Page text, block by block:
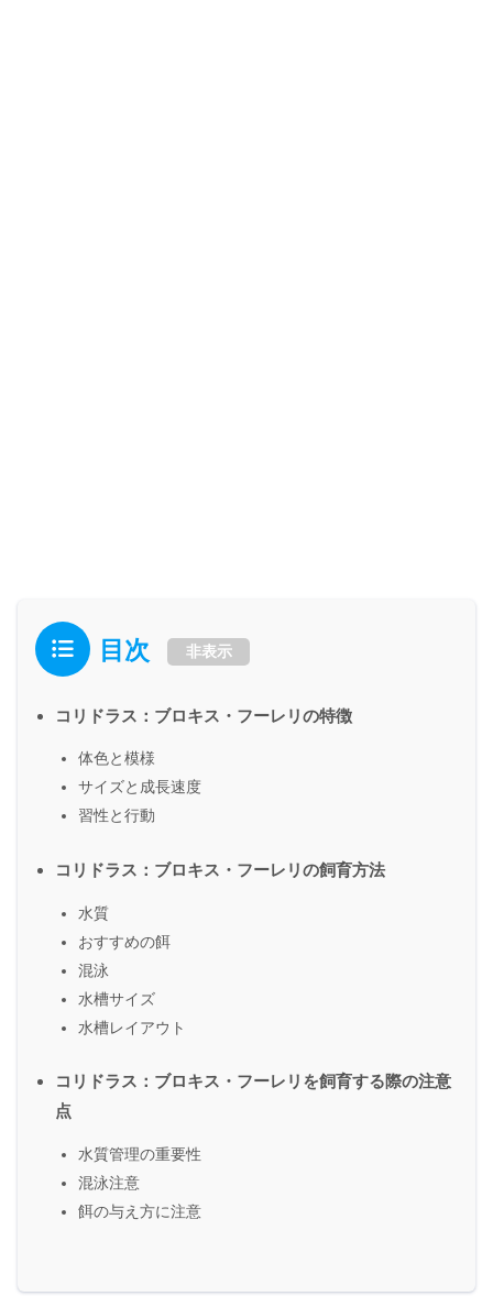
目次 非表示
コリドラス：ブロキス・フーレリの特徴
体色と模様
サイズと成長速度
習性と行動
コリドラス：ブロキス・フーレリの飼育方法
水質
おすすめの餌
混泳
水槽サイズ
水槽レイアウト
コリドラス：ブロキス・フーレリを飼育する際の注意
点
水質管理の重要性
混泳注意
餌の与え方に注意